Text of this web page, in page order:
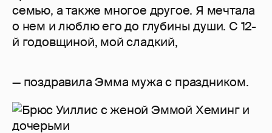
семью, а также многое другое. Я мечтала
о нем и люблю его до глубины души. С 12-
й годовщиной, мой сладкий,
— поздравила Эмма мужа с праздником.